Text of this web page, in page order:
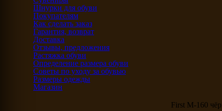
Шнурки для обуви
Покупателям
Как сделать заказ
Гарантия, возврат
Доставка
Отзывы, предложения
Растяжка обуви
Определение размера обуви
Советы по уходу за обувью
Размеры одежды
Магазин
First M-160